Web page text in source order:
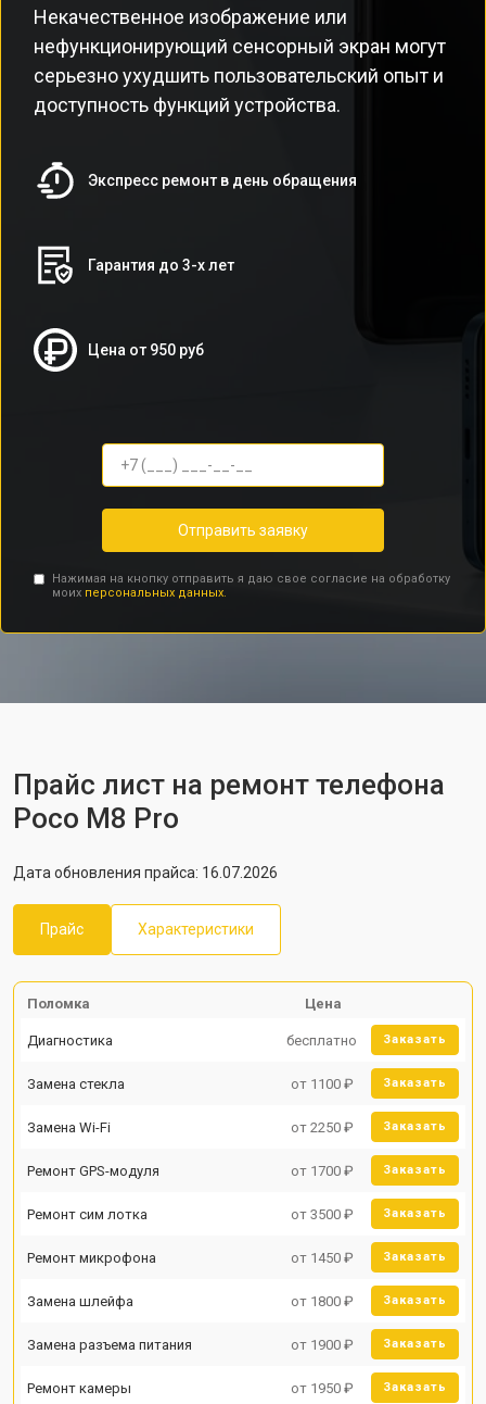
Некачественное изображение или
нефункционирующий сенсорный экран могут
серьезно ухудшить пользовательский опыт и
доступность функций устройства.
Экспресс ремонт в день обращения
Гарантия до 3-х лет
Цена от 950 руб
Отправить заявку
Нажимая на кнопку отправить я даю свое согласие на обработку
моих персональных данных.
Прайс лист на ремонт телефона
Poco M8 Pro
Дата обновления прайса: 16.07.2026
Прайс Характеристики
Поломка Цена
Диагностика бесплатно Заказать
Замена стекла от 1100 ₽ Заказать
Замена Wi-Fi от 2250 ₽ Заказать
Ремонт GPS-модуля от 1700 ₽ Заказать
Ремонт сим лотка от 3500 ₽ Заказать
Ремонт микрофона от 1450 ₽ Заказать
Замена шлейфа от 1800 ₽ Заказать
Замена разъема питания от 1900 ₽ Заказать
Ремонт камеры от 1950 ₽ Заказать